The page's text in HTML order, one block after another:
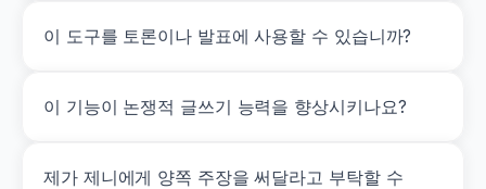
이 도구를 토론이나 발표에 사용할 수 있습니까?
이 기능이 논쟁적 글쓰기 능력을 향상시키나요?
제가 제니에게 양쪽 주장을 써달라고 부탁할 수